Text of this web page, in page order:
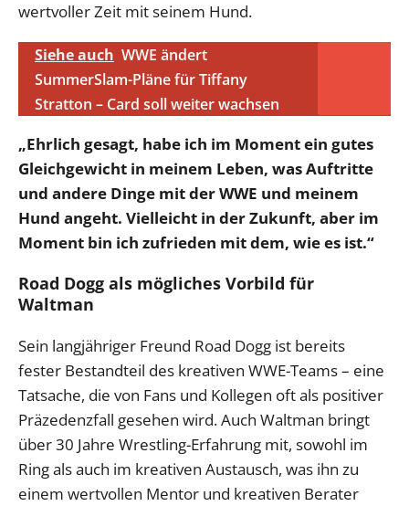
wertvoller Zeit mit seinem Hund.
Siehe auch WWE ändert
SummerSlam-Pläne für Tiffany
Stratton – Card soll weiter wachsen
„Ehrlich gesagt, habe ich im Moment ein gutes
Gleichgewicht in meinem Leben, was Auftritte
und andere Dinge mit der WWE und meinem
Hund angeht. Vielleicht in der Zukunft, aber im
Moment bin ich zufrieden mit dem, wie es ist.“
Road Dogg als mögliches Vorbild für
Waltman
Sein langjähriger Freund Road Dogg ist bereits
fester Bestandteil des kreativen WWE-Teams – eine
Tatsache, die von Fans und Kollegen oft als positiver
Präzedenzfall gesehen wird. Auch Waltman bringt
über 30 Jahre Wrestling-Erfahrung mit, sowohl im
Ring als auch im kreativen Austausch, was ihn zu
einem wertvollen Mentor und kreativen Berater